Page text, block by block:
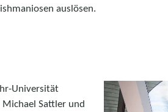
auslösen.
Universität
Michael Sattler und